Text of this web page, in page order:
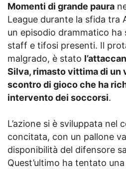
Momenti di grande paura
League durante la sfida tra
un episodio drammatico ha
staff e tifosi presenti. Il
malgrado, è stato
Silva, rimasto vittima di un
scontro di gioco che ha
intervento dei soccorsi.
L’azione si è sviluppata nel
concitata, con un pallone
disponibilità del difensore
Quest’ultimo ha tentato una